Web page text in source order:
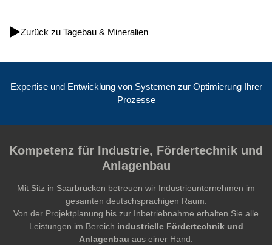
Zurück zu Tagebau & Mineralien
Expertise und Entwicklung von Systemen zur Optimierung Ihrer
Prozesse
Kompetenz für Industrie, Fördertechnik und
Anlagenbau
Mit Sitz in Saarbrücken betreuen wir Industrieunternehmen im
gesamten deutschsprachigen Raum.
Von der Projektplanung bis zur Inbetriebnahme erhalten Sie alle
Leistungen im Bereich industrielle Fördertechnik und
Anlagenbau aus einer Hand.